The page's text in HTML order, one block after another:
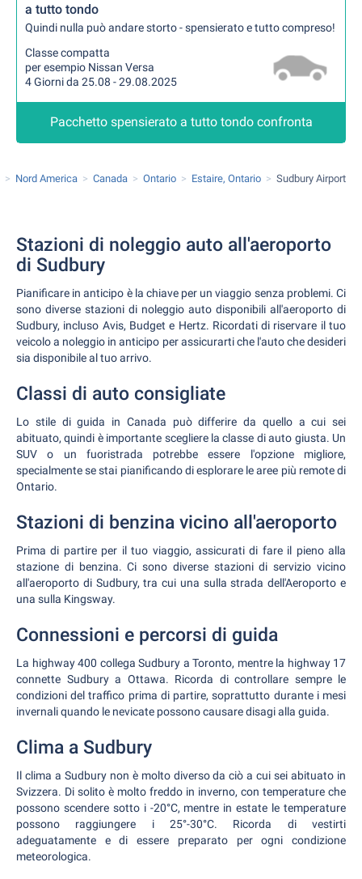
a tutto tondo
Quindi nulla può andare storto - spensierato e tutto compreso!
Classe compatta
per esempio Nissan Versa
4 Giorni da 25.08 - 29.08.2025
Pacchetto spensierato a tutto tondo confronta
Nord America Canada Ontario Estaire, Ontario Sudbury Airport
Stazioni di noleggio auto all'aeroporto
di Sudbury
Pianificare in anticipo è la chiave per un viaggio senza problemi. Ci
sono diverse stazioni di noleggio auto disponibili all'aeroporto di
Sudbury, incluso Avis, Budget e Hertz. Ricordati di riservare il tuo
veicolo a noleggio in anticipo per assicurarti che l'auto che desideri
sia disponibile al tuo arrivo.
Classi di auto consigliate
Lo stile di guida in Canada può differire da quello a cui sei
abituato, quindi è importante scegliere la classe di auto giusta. Un
SUV o un fuoristrada potrebbe essere l'opzione migliore,
specialmente se stai pianificando di esplorare le aree più remote di
Ontario.
Stazioni di benzina vicino all'aeroporto
Prima di partire per il tuo viaggio, assicurati di fare il pieno alla
stazione di benzina. Ci sono diverse stazioni di servizio vicino
all'aeroporto di Sudbury, tra cui una sulla strada dell'Aeroporto e
una sulla Kingsway.
Connessioni e percorsi di guida
La highway 400 collega Sudbury a Toronto, mentre la highway 17
connette Sudbury a Ottawa. Ricorda di controllare sempre le
condizioni del traffico prima di partire, soprattutto durante i mesi
invernali quando le nevicate possono causare disagi alla guida.
Clima a Sudbury
Il clima a Sudbury non è molto diverso da ciò a cui sei abituato in
Svizzera. Di solito è molto freddo in inverno, con temperature che
possono scendere sotto i -20°C, mentre in estate le temperature
possono raggiungere i 25°-30°C. Ricorda di vestirti
adeguatamente e di essere preparato per ogni condizione
meteorologica.